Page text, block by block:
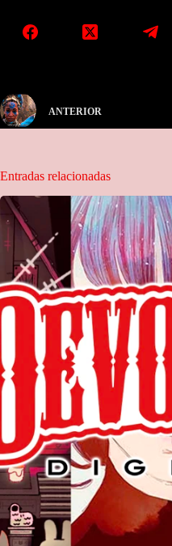
ANTERIOR
Entradas relacionadas